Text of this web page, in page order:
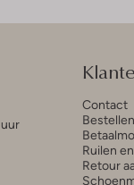
Contact
Ruilen
Retour